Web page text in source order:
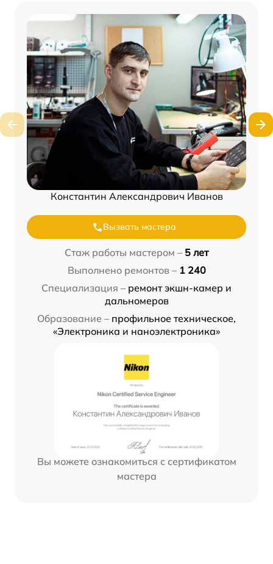
Константин Александрович Иванов
Вызвать мастера
Стаж работы мастером – 5 лет
Выполнено ремонтов – 1 240
Специализация – ремонт экшн-камер и
дальномеров
Образование – профильное техническое,
«Электроника и наноэлектроника»
Вы можете ознакомиться с сертификатом
мастера